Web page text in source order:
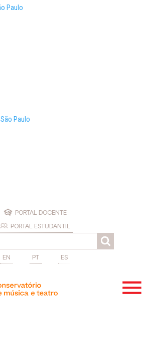
PORTAL DOCENTE
PORTAL ESTUDANTIL
EN PT ES